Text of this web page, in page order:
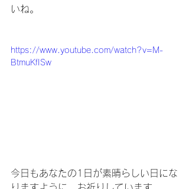
いね。
https://www.youtube.com/watch?v=M-
BtmuKfISw
今日もあなたの1日が素晴らしい日にな